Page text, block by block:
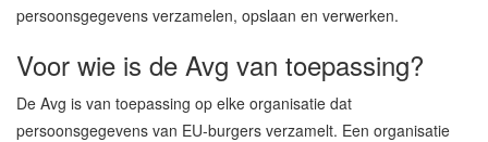
persoonsgegevens verzamelen, opslaan en verwerken.
Voor wie is de Avg van toepassing?
De Avg is van toepassing op elke organisatie dat
persoonsgegevens van EU-burgers verzamelt. Een organisatie